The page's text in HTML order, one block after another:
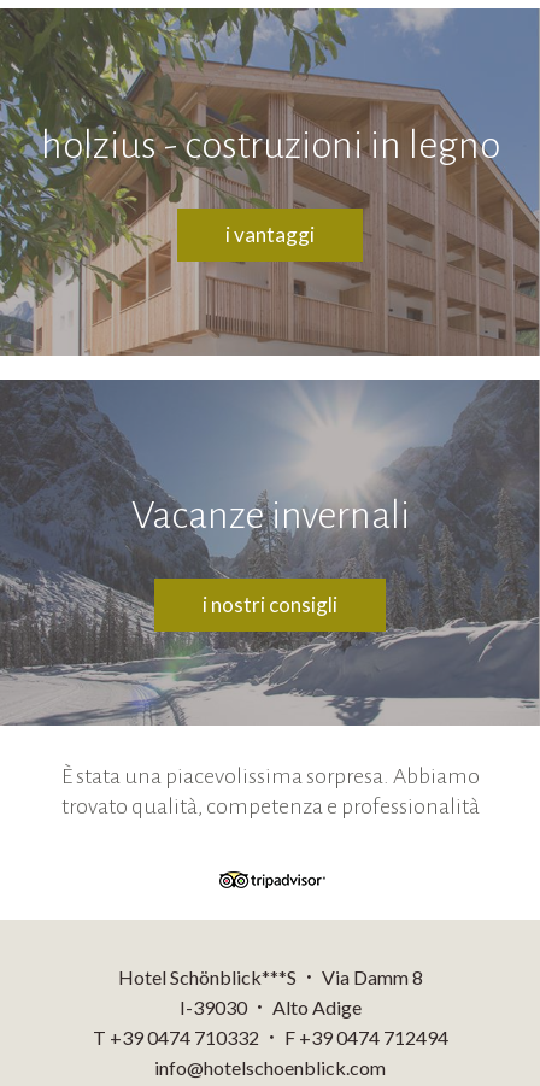
holzius - costruzioni in legno
i vantaggi
Vacanze invernali
i nostri consigli
È stata una piacevolissima sorpresa. Abbiamo
trovato qualità, competenza e professionalità
Hotel Schönblick***S •
Via Damm 8
I-39030
•
Alto Adige
T +39 0474 710332
•
F +39 0474 712494
info@hotelschoenblick.com